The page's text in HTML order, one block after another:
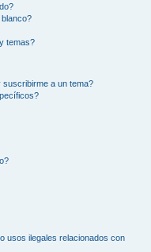
temas?
suscribirme a un tema?
usos ilegales relacionados con